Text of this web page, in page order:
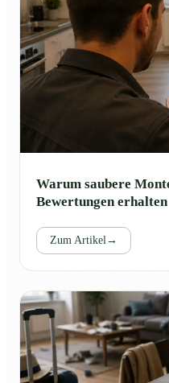
Warum saubere
Bewertungen erhalten
Zum Artikel →